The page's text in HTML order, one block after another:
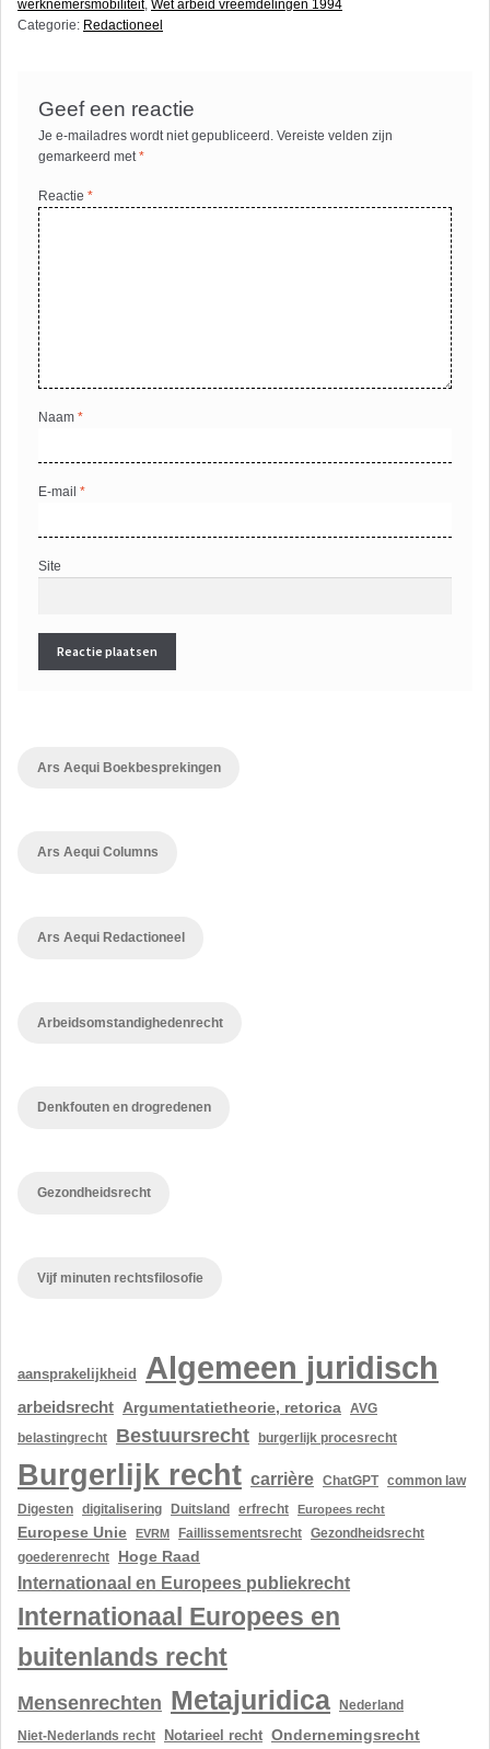
werknemersmobiliteit, Wet arbeid vreemdelingen 1994
Categorie: Redactioneel
Geef een reactie
Je e-mailadres wordt niet gepubliceerd. Vereiste velden zijn
gemarkeerd met*
Reactie*
Naam*
E-mail*
Site
Ars Aequi Boekbesprekingen
Ars Aequi Columns
Ars Aequi Redactioneel
Arbeidsomstandighedenrecht
Denkfouten en drogredenen
Gezondheidsrecht
Vijf minuten rechtsfilosofie
aansprakelijkheid Algemeen juridisch
arbeidsrecht Argumentatietheorie, retorica AVG
belastingrecht Bestuursrecht burgerlijk procesrecht
Burgerlijk recht carrière ChatGPT common law
Digesten
digitalisering Duitsland erfrecht Europees recht
Europese Unie EVRM Faillissementsrecht
Gezondheidsrecht
goederenrecht
Hoge Raad
Internationaal en Europees publiekrecht
Internationaal Europees en
buitenlands recht
Mensenrechten Metajuridica
Nederland
Niet-Nederlands recht
Notarieel recht Ondernemingsrecht